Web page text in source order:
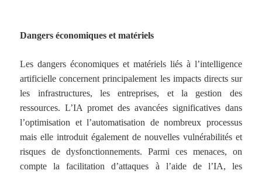
Dangers économiques et matériels
Les dangers économiques et matériels liés à l’intelligence
artificielle concernent principalement les impacts directs sur
les infrastructures, les entreprises, et la gestion des
ressources. L’IA promet des avancées significatives dans
l’optimisation et l’automatisation de nombreux processus
mais elle introduit également de nouvelles vulnérabilités et
risques de dysfonctionnements. Parmi ces menaces, on
compte la facilitation d’attaques à l’aide de l’IA, les